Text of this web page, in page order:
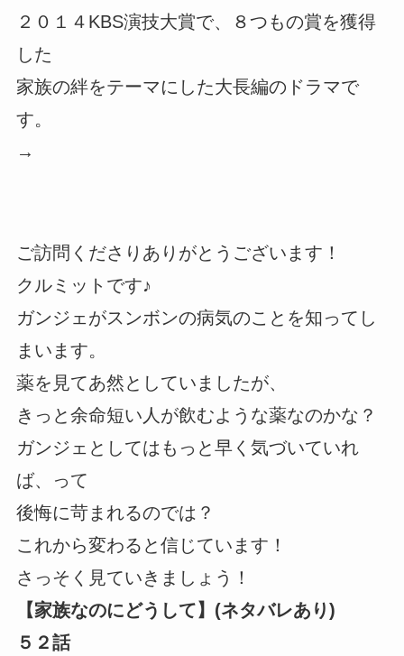
２０１４KBS演技大賞で、８つもの賞を獲得
した
家族の絆をテーマにした大長編のドラマで
す。
→
ご訪問くださりありがとうございます！
クルミットです♪
ガンジェがスンボンの病気のことを知ってし
まいます。
薬を見てあ然としていましたが、
きっと余命短い人が飲むような薬なのかな？
ガンジェとしてはもっと早く気づいていれ
ば、って
後悔に苛まれるのでは？
これから変わると信じています！
さっそく見ていきましょう！
【家族なのにどうして】(ネタバレあり)
５２話